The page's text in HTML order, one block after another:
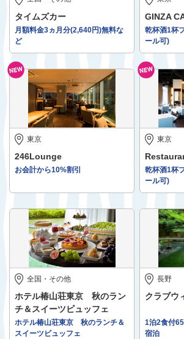
タイムズカー
月額料金3ヵ月分(2,640円)無料な
ど
GINZA
乾杯酒1杯
ール可)
東京
246Lounge
お会計から10%割引
東京
乾杯酒1杯
ール可)
全国・その他
ホテル椿山荘東京 秋のラン
チ＆スイーツビュッフェ
ホテル椿山荘東京 秋のランチ＆
スイーツビュッフェ
長野
クラブウ
1泊2食付
宿泊